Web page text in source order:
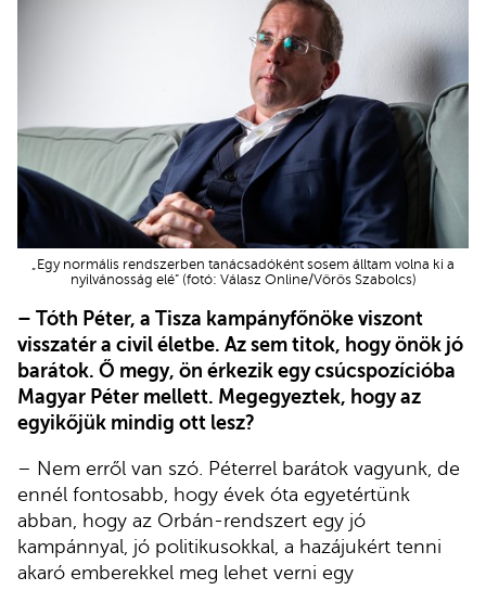
„Egy normális rendszerben tanácsadóként sosem álltam volna ki a
nyilvánosság elé” (fotó: Válasz Online/Vörös Szabolcs)
– Tóth Péter, a Tisza kampányfőnöke viszont
visszatér a civil életbe. Az sem titok, hogy önök jó
barátok. Ő megy, ön érkezik egy csúcspozícióba
Magyar Péter mellett. Megegyeztek, hogy az
egyikőjük mindig ott lesz?
– Nem erről van szó. Péterrel barátok vagyunk, de
ennél fontosabb, hogy évek óta egyetértünk
abban, hogy az Orbán-rendszert egy jó
kampánnyal, jó politikusokkal, a hazájukért tenni
akaró emberekkel meg lehet verni egy